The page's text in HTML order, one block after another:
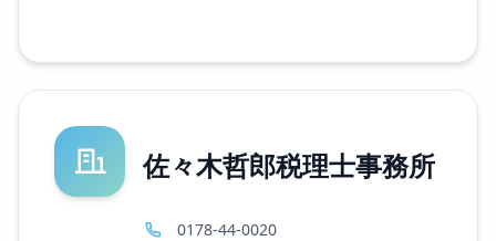
佐々木哲郎税理士事務所
0178-44-0020